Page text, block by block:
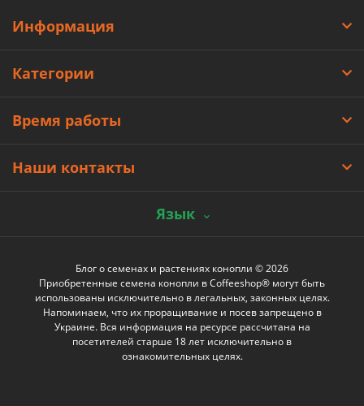
Информация
Категории
Время работы
Наши контакты
Язык
Блог о семенах и растениях конопли © 2026
Приобретенные семена конопли в Coffeeshop® могут быть
использованы исключительно в легальных, законных целях.
Напоминаем, что их проращивание и посев запрещено в
Украине. Вся информация на ресурсе рассчитана на
посетителей старше 18 лет исключительно в
ознакомительных целях.